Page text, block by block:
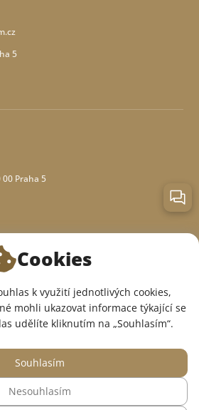
5
00 Praha 5
obchod se zdravotním oblečením InWhite.
Cookies
k využití jednotlivých cookies,
mohli ukazovat informace týkající se
udělíte kliknutím na „Souhlasím“.
Nesouhlasím
Souhlasím